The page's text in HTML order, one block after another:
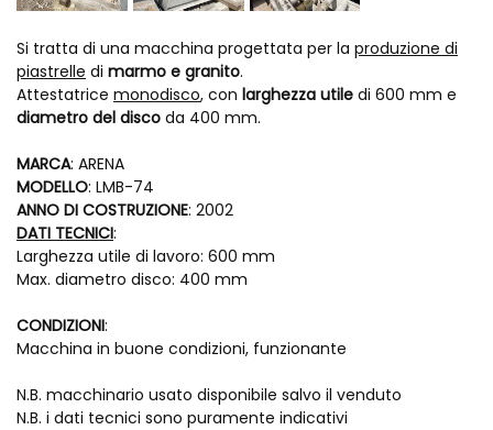
Si tratta di una macchina progettata per la produzione di
piastrelle di marmo e granito.
Attestatrice monodisco, con larghezza utile di 600 mm e
diametro del disco da 400 mm.
MARCA: ARENA
MODELLO: LMB-74
ANNO DI COSTRUZIONE: 2002
DATI TECNICI:
Larghezza utile di lavoro: 600 mm
Max. diametro disco: 400 mm
CONDIZIONI:
Macchina in buone condizioni, funzionante
N.B. macchinario usato disponibile salvo il venduto
N.B. i dati tecnici sono puramente indicativi